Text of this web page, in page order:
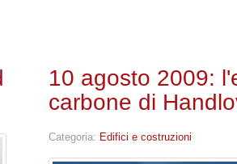
10 agosto 2009:
carbone di
Categoria: Edifici e costruzioni